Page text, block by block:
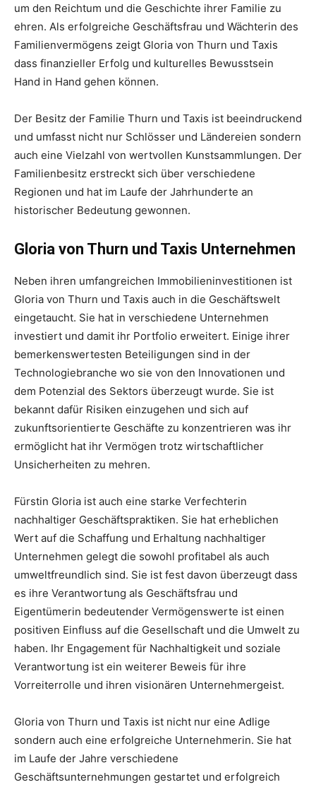
um den Reichtum und die Geschichte ihrer Familie zu
ehren. Als erfolgreiche Geschäftsfrau und Wächterin des
Familienvermögens zeigt Gloria von Thurn und Taxis
dass finanzieller Erfolg und kulturelles Bewusstsein
Hand in Hand gehen können.
Der Besitz der Familie Thurn und Taxis ist beeindruckend
und umfasst nicht nur Schlösser und Ländereien sondern
auch eine Vielzahl von wertvollen Kunstsammlungen. Der
Familienbesitz erstreckt sich über verschiedene
Regionen und hat im Laufe der Jahrhunderte an
historischer Bedeutung gewonnen.
Gloria von Thurn und Taxis Unternehmen
Neben ihren umfangreichen Immobilieninvestitionen ist
Gloria von Thurn und Taxis auch in die Geschäftswelt
eingetaucht. Sie hat in verschiedene Unternehmen
investiert und damit ihr Portfolio erweitert. Einige ihrer
bemerkenswertesten Beteiligungen sind in der
Technologiebranche wo sie von den Innovationen und
dem Potenzial des Sektors überzeugt wurde. Sie ist
bekannt dafür Risiken einzugehen und sich auf
zukunftsorientierte Geschäfte zu konzentrieren was ihr
ermöglicht hat ihr Vermögen trotz wirtschaftlicher
Unsicherheiten zu mehren.
Fürstin Gloria ist auch eine starke Verfechterin
nachhaltiger Geschäftspraktiken. Sie hat erheblichen
Wert auf die Schaffung und Erhaltung nachhaltiger
Unternehmen gelegt die sowohl profitabel als auch
umweltfreundlich sind. Sie ist fest davon überzeugt dass
es ihre Verantwortung als Geschäftsfrau und
Eigentümerin bedeutender Vermögenswerte ist einen
positiven Einfluss auf die Gesellschaft und die Umwelt zu
haben. Ihr Engagement für Nachhaltigkeit und soziale
Verantwortung ist ein weiterer Beweis für ihre
Vorreiterrolle und ihren visionären Unternehmergeist.
Gloria von Thurn und Taxis ist nicht nur eine Adlige
sondern auch eine erfolgreiche Unternehmerin. Sie hat
im Laufe der Jahre verschiedene
Geschäftsunternehmungen gestartet und erfolgreich